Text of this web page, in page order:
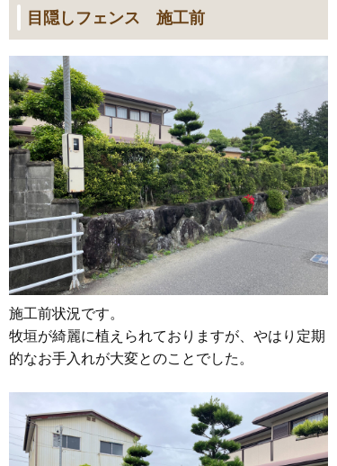
目隠しフェンス 施工前
施工前状況です。
牧垣が綺麗に植えられておりますが、やはり定期
的なお手入れが大変とのことでした。